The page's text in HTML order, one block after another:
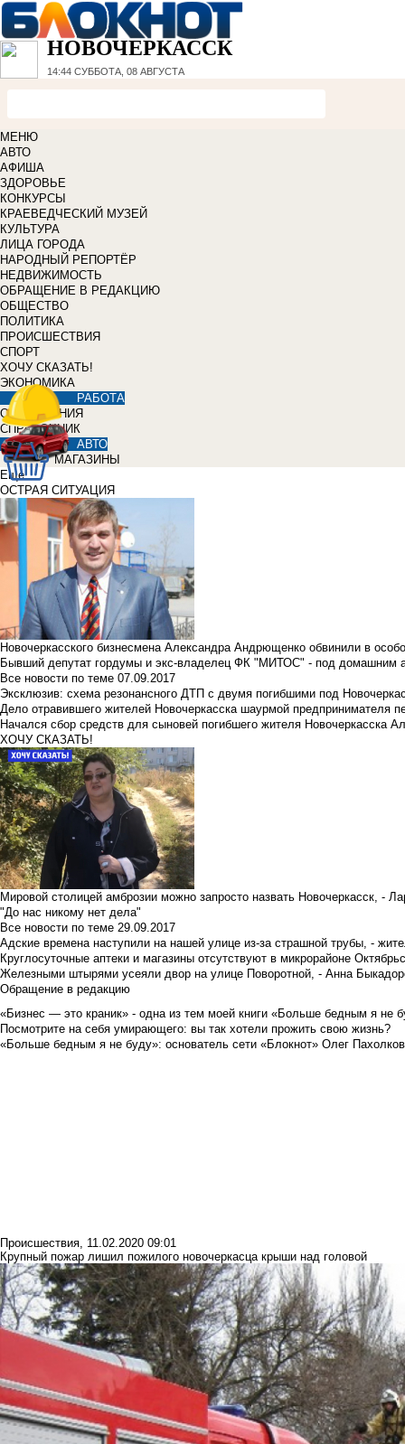
НОВОЧЕРКАССК
14:44 СУББОТА, 08 АВГУСТА
МЕНЮ
АВТО
АФИША
ЗДОРОВЬЕ
КОНКУРСЫ
КРАЕВЕДЧЕСКИЙ МУЗЕЙ
КУЛЬТУРА
ЛИЦА ГОРОДА
НАРОДНЫЙ РЕПОРТЁР
НЕДВИЖИМОСТЬ
ОБРАЩЕНИЕ В РЕДАКЦИЮ
ОБЩЕСТВО
ПОЛИТИКА
ПРОИСШЕСТВИЯ
СПОРТ
ХОЧУ СКАЗАТЬ!
ЭКОНОМИКА
РАБОТА
ОБЪЯВЛЕНИЯ
СПРАВОЧНИК
АВТО
МАГАЗИНЫ
Еще
ОСТРАЯ СИТУАЦИЯ
Новочеркасского бизнесмена Александра Андрющенко обвинили в
Бывший депутат гордумы и экс-владелец ФК "МИТОС" - под домашним
Все новости по теме 07.09.2017
Эксклюзив: схема резонансного ДТП с двумя погибшими под
Дело отравившего жителей Новочеркасска шаурмой предпринимателя
Начался сбор средств для сыновей погибшего жителя Новочеркасска
ХОЧУ СКАЗАТЬ!
Мировой столицей амброзии можно запросто назвать Новочеркасск, -
"До нас никому нет дела"
Все новости по теме 29.09.2017
Адские времена наступили на нашей улице из-за страшной трубы, -
Круглосуточные аптеки и магазины отсутствуют в микрорайоне
Железными штырями усеяли двор на улице Поворотной, - Анна
Обращение в редакцию
«Бизнес — это краник» - одна из тем моей книги «Больше бедным я не
Посмотрите на себя умирающего: вы так хотели прожить свою жизнь?
«Больше бедным я не буду»: основатель сети «Блокнот» Олег Пахолков
Происшествия, 11.02.2020 09:01
Крупный пожар лишил пожилого новочеркасца крыши над головой